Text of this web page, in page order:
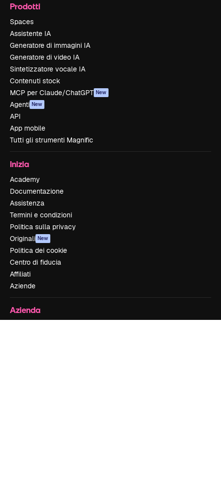
Prodotti
Spaces
Assistente IA
Generatore di immagini IA
Generatore di video IA
Sintetizzatore vocale IA
Contenuti stock
MCP per Claude/ChatGPT New
Agenti New
API
App mobile
Tutti gli strumenti Magnific
Inizia
Academy
Documentazione
Assistenza
Termini e condizioni
Politica sulla privacy
Originali New
Politica dei cookie
Centro di fiducia
Affiliati
Aziende
Azienda